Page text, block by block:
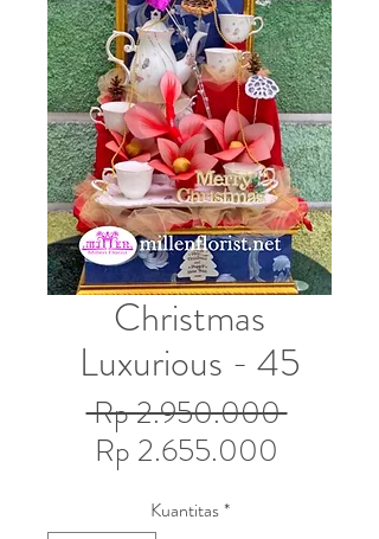
Christmas
Luxurious - 45
Rp 2.950.000 Harga
Rp 2.655.000
Kuantitas*